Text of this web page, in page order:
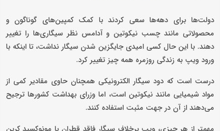
دولت‌ها برای دهه‌ها سعی کردند با کمک کمپین‌های گوناگون و
محصولاتی مانند چسب نیکوتین و آدامس نظر سیگاری‌ها را تغییر
دهند. با این حال کسی امیدی جایگزین شدن سیگار نداشت، تا اینکه با
ورود ویپ به زندگی روزمره همه چیز تغییر کرد.
درست است که دود سیگار الکترونیکی همچنان حاوی مقادیر کمی از
مواد شیمیایی مانند نیکوتین است، اما وزرای بهداشت کشورها ترجیح
می‌دهند از آن در جهت مثبت استفاده کنند.